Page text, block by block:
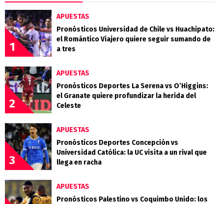
1
APUESTAS
Pronósticos Universidad de Chile vs Huachipato:
el Romántico Viajero quiere seguir sumando de
a tres
2
APUESTAS
Pronósticos Deportes La Serena vs O’Higgins:
el Granate quiere profundizar la herida del
Celeste
3
APUESTAS
Pronósticos Deportes Concepción vs
Universidad Católica: la UC visita a un rival que
llega en racha
APUESTAS
Pronósticos Palestino vs Coquimbo Unido: los